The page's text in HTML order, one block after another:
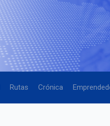
Rutas Crónica